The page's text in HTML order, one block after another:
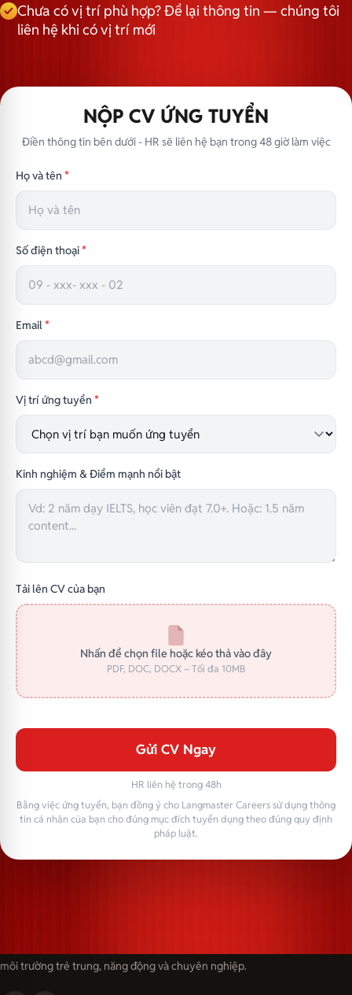
Chưa có vị trí phù hợp? Để lại thông tin — chúng tôi
liên hệ khi có vị trí mới
NỘP CV ỨNG TUYỂN
Điền thông tin bên dưới - HR sẽ liên hệ bạn trong 48 giờ làm việc
Họ và tên *
Số điện thoại*
Email *
Vị trí ứng tuyển *
Kinh nghiệm & Điểm mạnh nổi bật
Tải lên CV của bạn
Nhấn để chọn file hoặc kéo thả vào đây
PDF, DOC, DOCX – Tối đa 10MB
Gửi CV Ngay
HR liên hệ trong 48h
Bằng việc ứng tuyển, bạn đồng ý cho Langmaster Careers sử dụng thông
tin cá nhân của bạn cho đúng mục đích tuyển dụng theo đúng quy định
pháp luật.
môi trường trẻ trung, năng động và chuyên nghiệp.